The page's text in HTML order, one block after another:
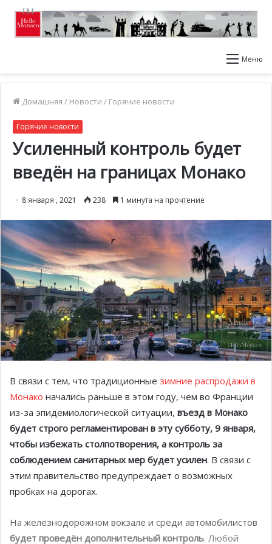
Меню
Домашняя / Новости / Горячие новости
Горячие новости
Усиленный контроль будет
введён на границах Монако
8 января , 2021 238 1 минута на прочтение
В связи с тем, что традиционные зимние распродажи в
Монако начались раньше в этом году, чем во Франции
из-за эпидемиологической ситуации, въезд в Монако
будет строго регламентирован в эту субботу, 9 января,
чтобы избежать столпотворения, а контроль за
соблюдением санитарных мер будет усилен. В связи с
этим правительство предупреждает о возможных
пробках на дорогах.
На железнодорожном вокзале и среди автомобилистов
будет проведён дополнительный контроль. Любой